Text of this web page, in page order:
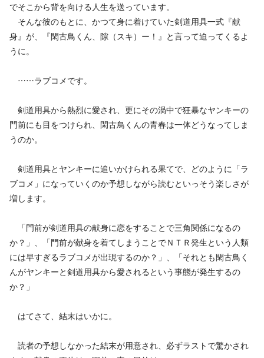
でそこから背を向ける人生を送っています。
そんな彼のもとに、かつて身に着けていた剣道用具一式『献
身』が、『閑古鳥くん、隙（スキ）ー！』と言って迫ってくるよ
うに。
……ラブコメです。
剣道用具から熱烈に愛され、更にその渦中で狂暴なヤンキーの
門前にも目をつけられ、閑古鳥くんの青春は一体どうなってしま
うのか。
剣道用具とヤンキーに追いかけられる果てで、どのように「ラ
ブコメ」になっていくのか予想しながら読むといっそう楽しさが
増します。
「門前が剣道用具の献身に恋をすることで三角関係になるの
か？」、「門前が献身を着てしまうことでＮＴＲ発生という人類
には早すぎるラブコメが出現するのか？」、「それとも閑古鳥く
んがヤンキーと剣道用具から愛されるという事態が発生するの
か？」
はてさて、結末はいかに。
読者の予想しなかった結末が用意され、必ずラストで驚かされ